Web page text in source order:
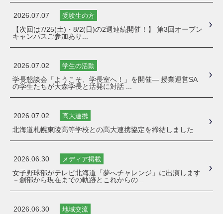
2026.07.07 受験生の方
【次回は7/25(土)・8/2(日)の2週連続開催！】 第3回オープン
キャンパスご参加あり...
2026.07.02 学生の活動
学長懇談会「ようこそ、学長室へ！」を開催― 授業運営SA
の学生たちが大森学長と活発に対話 ...
2026.07.02 高大連携
北海道札幌東陵高等学校との高大連携協定を締結しました
2026.06.30 メディア掲載
女子野球部がテレビ北海道「夢へチャレンジ」に出演します
－創部から現在までの軌跡とこれからの...
2026.06.30 地域交流